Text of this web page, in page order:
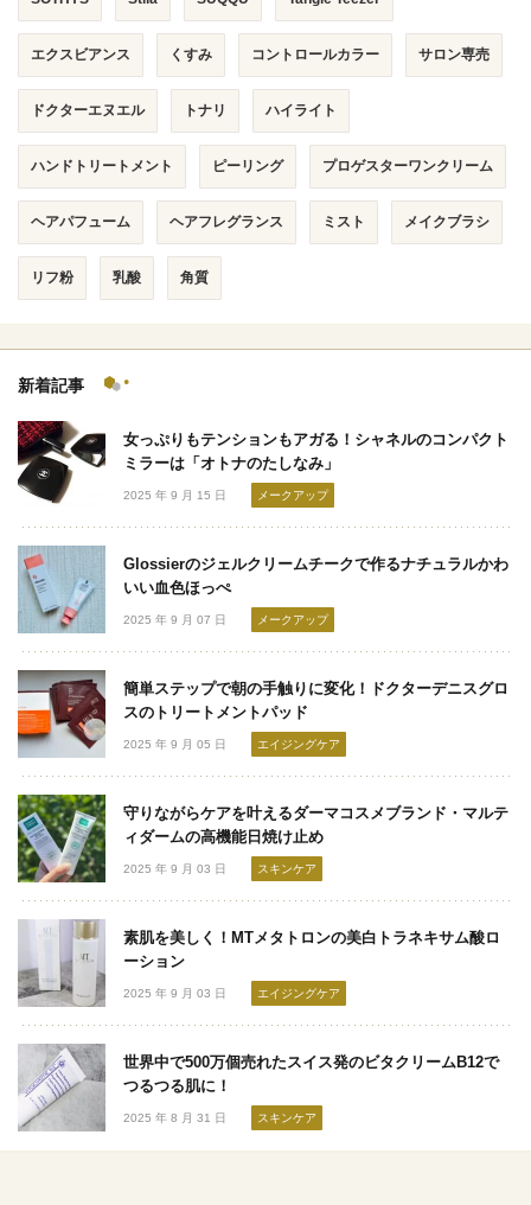
エクスビアンス くすみ コントロールカラー サロン専売
ドクターエヌエル トナリ ハイライト
ハンドトリートメント ピーリング プロゲスターワンクリーム
ヘアパフューム ヘアフレグランス ミスト メイクブラシ
リフ粉 乳酸 角質
新着記事
女っぷりもテンションもアガる！シャネルのコンパクト
ミラーは「オトナのたしなみ」
2025 年 9 月 15 日 メークアップ
Glossierのジェルクリームチークで作るナチュラルかわ
いい血色ほっぺ
2025 年 9 月 07 日 メークアップ
簡単ステップで朝の手触りに変化！ドクターデニスグロ
スのトリートメントパッド
2025 年 9 月 05 日 エイジングケア
守りながらケアを叶えるダーマコスメブランド・マルテ
ィダームの高機能日焼け止め
2025 年 9 月 03 日 スキンケア
素肌を美しく！MTメタトロンの美白トラネキサム酸ロ
ーション
2025 年 9 月 03 日 エイジングケア
世界中で500万個売れたスイス発のビタクリームB12で
つるつる肌に！
2025 年 8 月 31 日 スキンケア